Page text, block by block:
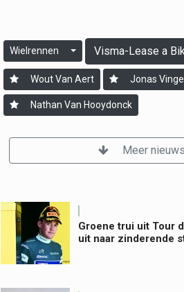
Wielrennen Visma-Lease a
Wout Van Aert Jonas
Nathan Van Hooydonck
Meer nieuws
Groene trui uit Tour
uit naar zinderende